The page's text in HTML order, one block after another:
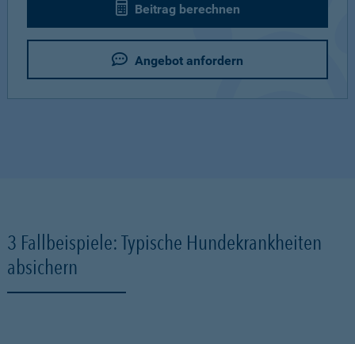
Beitrag berechnen
Angebot anfordern
3 Fallbeispiele: Typische Hundekrankheiten
absichern